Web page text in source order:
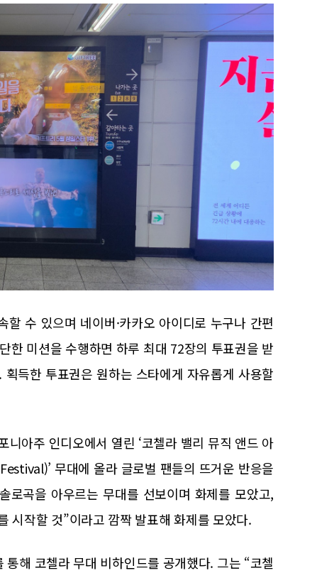
할 수 있으며 네이버·카카오 아이디로 누구나 간편
한 미션을 수행하면 하루 최대 72장의 투표권을 받
득한 투표권은 원하는 스타에게 자유롭게 사용할
아주 인디오에서 열린 ‘코첼라 밸리 뮤직 앤드 아
무대에 올라 글로벌 팬들의 뜨거운 반응을
로곡을 아우르는 무대를 선보이며 화제를 모았고,
시작할 것”이라고 깜짝 발표해 화제를 모았다.
통해 코첼라 무대 비하인드를 공개했다. 그는 “코첼